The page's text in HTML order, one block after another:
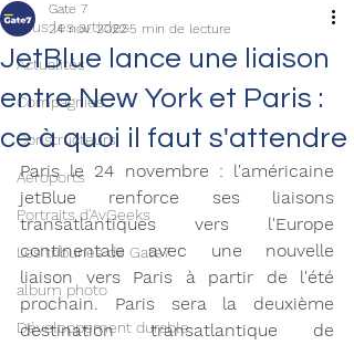
Tous les articles
Actualités
Compagnies
Constructeurs
Aéroports
Portraits d'AvGeeks
Les tribunes de Gate7
album photo
Développement durable
JetBlue lance une liaison
entre New York et Paris :
ce à quoi il faut s'attendre
Gate 7
24 nov. 20225 min de lecture
Paris le 24 novembre : l'américaine
jetBlue renforce ses liaisons
transatlantiques vers l'Europe
continentale avec une nouvelle
liaison vers Paris à partir de l'été
prochain. Paris sera la deuxième
destination transatlantique de